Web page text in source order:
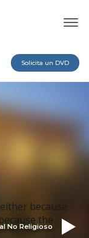
Solicita un DVD
because
the
No Religioso